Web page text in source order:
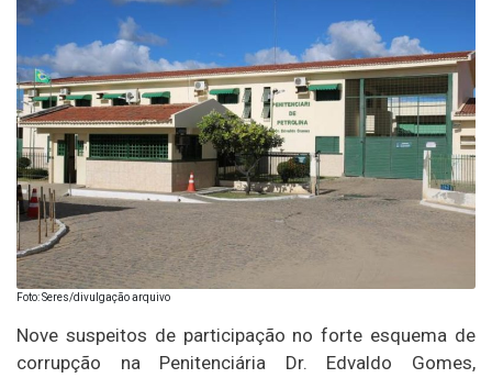
Foto: Seres/divulgação arquivo
Nove suspeitos de participação no forte esquema de
corrupção na Penitenciária Dr. Edvaldo Gomes,